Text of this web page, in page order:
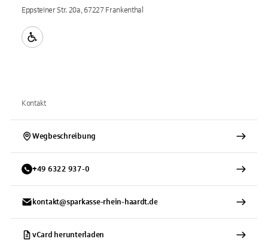
Eppsteiner Str. 20a, 67227 Frankenthal
Kontakt
Wegbeschreibung
+49 6322 937-0
kontakt@sparkasse-rhein-haardt.de
vCard herunterladen